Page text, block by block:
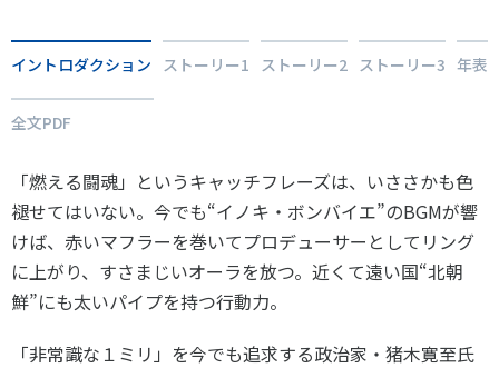
会員登録
個人情報保護方針
ソーシャルメディア運営方針
© 2020
健康とスポーツ
自治体との連携
各教育機関との連携
スポーツ振興団体との連携
イントロダクション ストーリー1 ストーリー2 ストーリー3 年表
全文PDF
「燃える闘魂」というキャッチフレーズは、いささかも色
褪せてはいない。今でも“イノキ・ボンバイエ”のBGMが響
けば、赤いマフラーを巻いてプロデューサーとしてリング
に上がり、すさまじいオーラを放つ。近くて遠い国“北朝
鮮”にも太いパイプを持つ行動力。
「非常識な１ミリ」を今でも追求する政治家・猪木寛至氏